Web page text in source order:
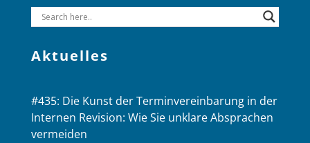
Aktuelles
#435: Die Kunst der Terminvereinbarung in der
Internen Revision: Wie Sie unklare Absprachen
vermeiden